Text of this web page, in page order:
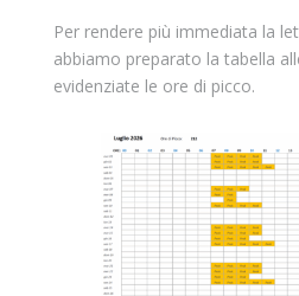
Per rendere più immediata la
abbiamo preparato la tabella
evidenziate le ore di picco.